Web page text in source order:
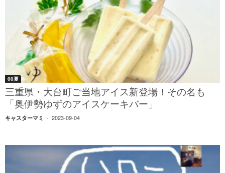
00夏
三重県・大台町ご当地アイス新登場！その名も
「奥伊勢ゆずのアイスケーキバー」
キャスターマミ - 2023-09-04